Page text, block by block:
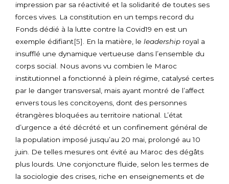
impression par sa réactivité et la solidarité de toutes ses
forces vives. La constitution en un temps record du
Fonds dédié à la lutte contre la Covid19 en est un
exemple édifiant[5]. En la matière, le leadership royal a
insufflé une dynamique vertueuse dans l’ensemble du
corps social. Nous avons vu combien le Maroc
institutionnel a fonctionné à plein régime, catalysé certes
par le danger transversal, mais ayant montré de l’affect
envers tous les concitoyens, dont des personnes
étrangères bloquées au territoire national. L’état
d’urgence a été décrété et un confinement général de
la population imposé jusqu’au 20 mai, prolongé au 10
juin. De telles mesures ont évité au Maroc des dégâts
plus lourds. Une conjoncture fluide, selon les termes de
la sociologie des crises, riche en enseignements et de